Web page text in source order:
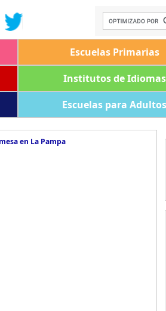
Escuelas Primarias
Institutos de Idiomas
Escuelas para Adultos
en La Pampa